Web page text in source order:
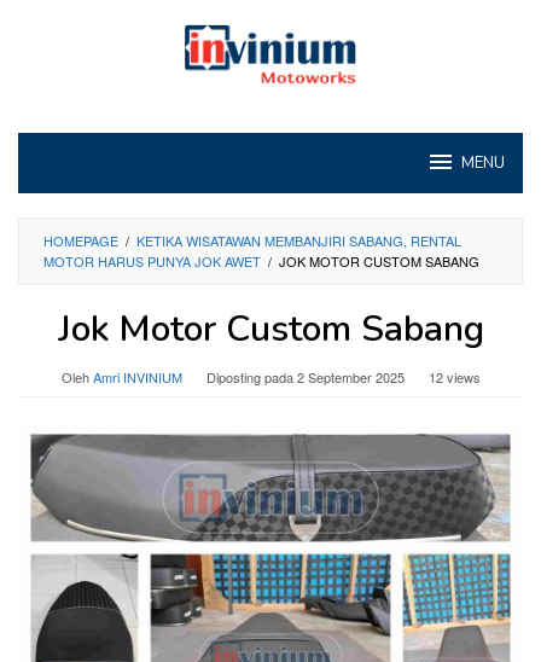
MENU
HOMEPAGE / KETIKA WISATAWAN MEMBANJIRI SABANG, RENTAL
MOTOR HARUS PUNYA JOK AWET / JOK MOTOR CUSTOM SABANG
Jok Motor Custom Sabang
OlehAmri INVINIUM Diposting pada2 September 2025 12 views